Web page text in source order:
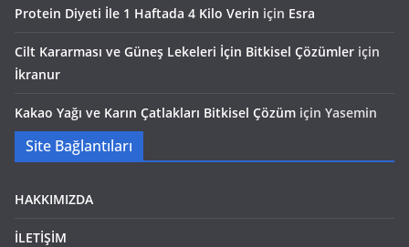
Protein Diyeti İle 1 Haftada 4 Kilo Verin için Esra
Cilt Kararması ve Güneş Lekeleri İçin Bitkisel Çözümler için
İkranur
Kakao Yağı ve Karın Çatlakları Bitkisel Çözüm için Yasemin
Site Bağlantıları
HAKKIMIZDA
İLETİŞİM